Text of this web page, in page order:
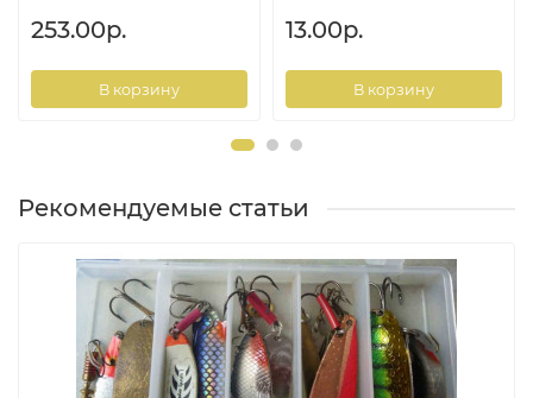
253.00р.
В корзину
13.00р.
В корзину
Рекомендуемые статьи